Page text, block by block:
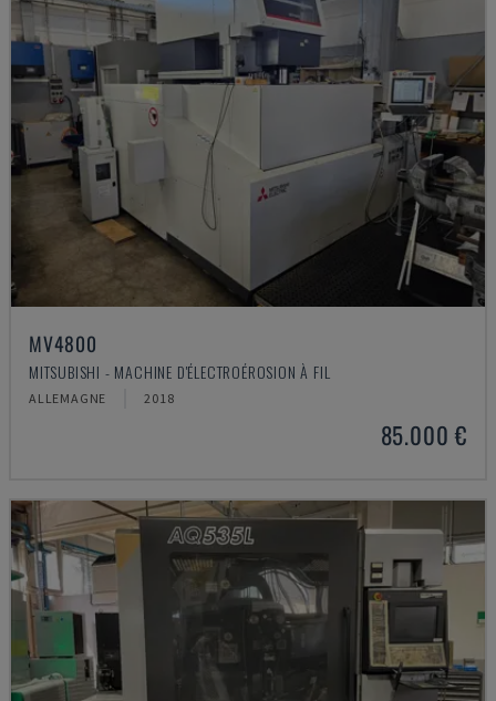
MV4800
MITSUBISHI - MACHINE D'ÉLECTROÉROSION À FIL
ALLEMAGNE 2018
85.000 €